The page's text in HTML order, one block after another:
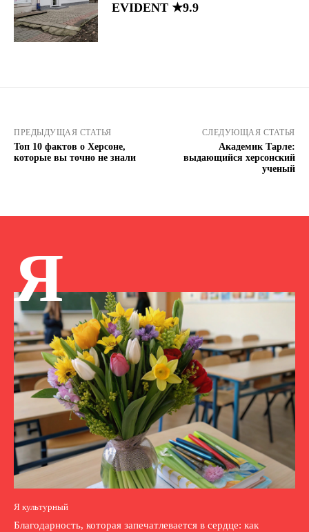
EVIDENT ★9.9
ПРЕДЫДУЩАЯ СТАТЬЯ
Топ 10 фактов о Херсоне,
которые вы точно не знали
СЛЕДУЮЩАЯ СТАТЬЯ
Академик Тарле:
выдающийся херсонский
ученый
Я
Я культурный
Благодарность, которая запечатлевается в сердце: как